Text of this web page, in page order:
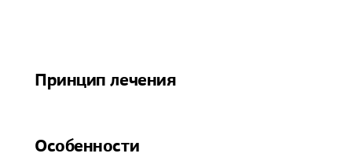
Принцип лечения
Особенности